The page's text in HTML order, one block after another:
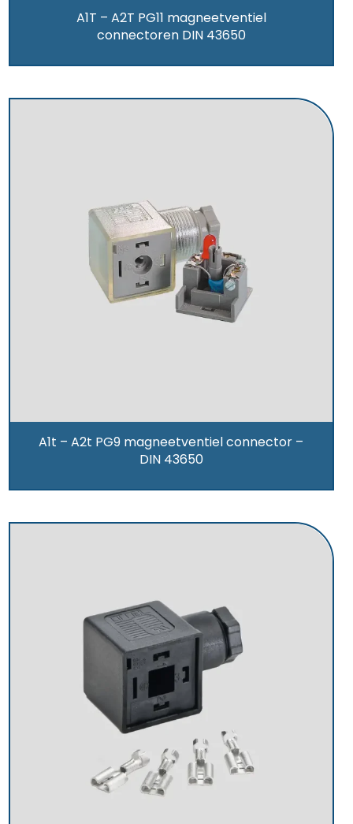
A1T – A2T PG11 magneetventiel
connectoren DIN 43650
A1t – A2t PG9 magneetventiel connector –
DIN 43650